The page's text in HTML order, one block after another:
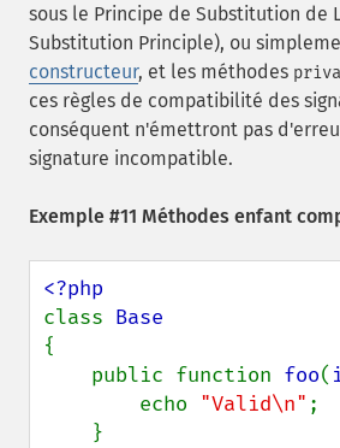
sous le Principe de Substitution de
Substitution Principle), ou
constructeur, et les méthodes
ces règles de compatibilité des
conséquent n'émettront pas
signature incompatible.
Exemple #11 Méthodes enfant
class
{
    public function
foo(
        echo
"Valid\n" ;